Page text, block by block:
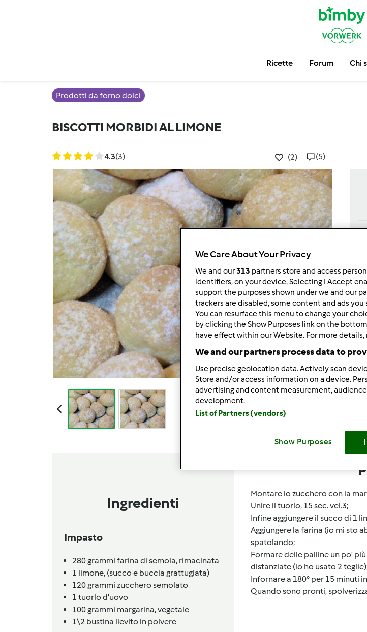
Ricette Forum Chi
Prodotti da forno dolci
BISCOTTI MORBIDI AL LIMONE
4.3(3) (2) (5)
Ingredienti
Impasto
280grammi farina di semola, rimacinata
1 limone, (succo e buccia grattugiata)
120grammi zucchero semolato
1 tuorlo d'uovo
100grammi margarina,vegetale
1\2 bustina lievito in polvere
Montare lo zucchero con la
Unire il tuorlo, 15 sec. vel.3;
Infine aggiungere il succo di 1
Aggiungere la farina (io mi sto
spatolando;
Formare delle palline un po'
distanziate (io ho usato 2
Infornare a 180° per 15 minuti
Quando sono pronti,
We Care About Your Privacy
We and our313 partners store and access
identifiers, on your device. Selecting I Accept
support the purposes shown under we and our
trackers are disabled, some content and ads
You can resurface this menu to change your
by clicking the Show Purposes link on the
have effect within our Website. For more details,
We and our partners process data to
Use precise geolocation data. Actively scan
Store and/or access information on a device.
advertising and content measurement,
development.
List of Partners (vendors)
Show Purposes